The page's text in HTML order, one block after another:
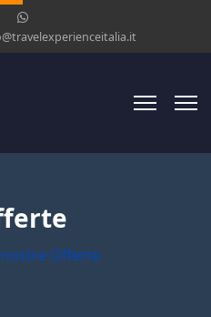
nostre Offerte